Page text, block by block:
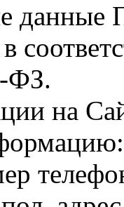
данные
в
ФЗ.
на